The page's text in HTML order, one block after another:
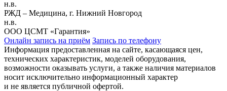
н.в.
РЖД – Медицина, г. Нижний Новгород
н.в.
ООО ЦСМТ «Гарантия»
Онлайн запись на приём Запись по телефону
Информация предоставленная на сайте, касающаяся цен,
технических характеристик, моделей оборудования,
возможности оказывать услуги, а также наличия материалов
носит исключительно информационный характер
и не является публичной офертой.